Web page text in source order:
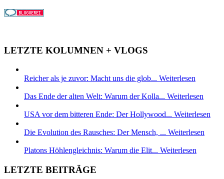
LETZTE KOLUMNEN + VLOGS
Reicher als je zuvor: Macht uns die glob... Weiterlesen
Das Ende der alten Welt: Warum der Kolla... Weiterlesen
USA vor dem bitteren Ende: Der Hollywood... Weiterlesen
Die Evolution des Rausches: Der Mensch, ... Weiterlesen
Platons Höhlengleichnis: Warum die Elit... Weiterlesen
LETZTE BEITRÄGE